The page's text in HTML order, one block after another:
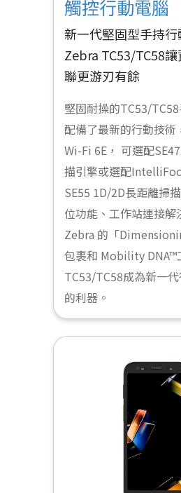
觸控行動電腦
新一代堅固型手持行
Zebra TC53/TC58
聯更游刃有餘
堅固耐操的TC53/
配備了最新的行動技術
Wi-Fi 6E， 可選配
描引擎或選配
SE55 1D/2D長距離掃
位功能、工作站連接解
Zebra 的「
包裹和 Mobility DNA™
TC53/TC58成為新一
的利器。